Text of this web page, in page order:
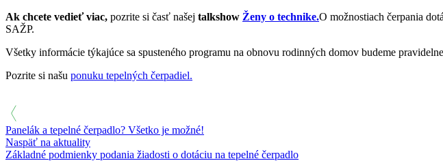
Ak chcete vedieť viac, pozrite si časť našej talkshow Ženy o technike.O možnostiach čerpania
SAŽP.
Všetky informácie týkajúce sa spusteného programu na obnovu rodinných domov budeme
Pozrite si našu ponuku tepelných čerpadiel.
Panelák a tepelné čerpadlo? Všetko je možné!
Naspäť na aktuality
Základné podmienky podania žiadosti o dotáciu na tepelné čerpadlo